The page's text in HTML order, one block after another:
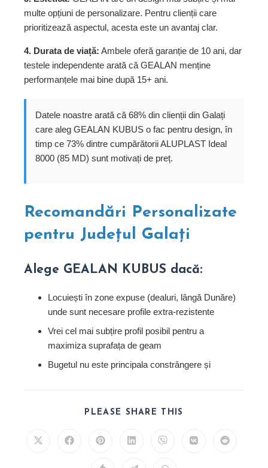
multe opțiuni de personalizare. Pentru clienții care
prioritizează aspectul, acesta este un avantaj clar.
4. Durata de viață: Ambele oferă garanție de 10 ani, dar
testele independente arată că GEALAN menține
performanțele mai bine după 15+ ani.
Datele noastre arată că 68% din clienții din Galați
care aleg GEALAN KUBUS o fac pentru design, în
timp ce 73% dintre cumpărătorii ALUPLAST Ideal
8000 (85 MD) sunt motivați de preț.
Recomandări Personalizate
pentru Județul Galați
Alege GEALAN KUBUS dacă:
Locuiești în zone expuse (dealuri, lângă Dunăre)
unde sunt necesare profile extra-rezistente
Vrei cel mai subțire profil posibil pentru a
maximiza suprafața de geam
Bugetul nu este principala constrângere și
PLEASE SHARE THIS
Opens
Opens
Opens
Opens
Opens
Opens
Opens